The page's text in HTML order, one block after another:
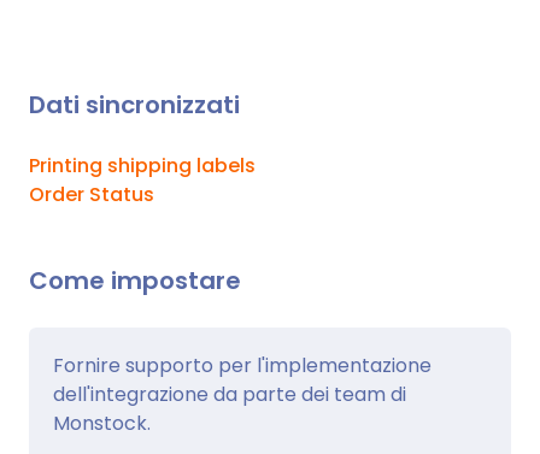
Dati sincronizzati
Printing shipping labels
Order Status
Come impostare
Fornire supporto per l'implementazione
dell'integrazione da parte dei team di
Monstock.